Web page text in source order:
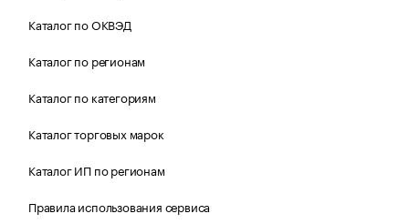
Каталог по ОКВЭД
Каталог по регионам
Каталог по категориям
Каталог торговых марок
Каталог ИП по регионам
Правила использования сервиса